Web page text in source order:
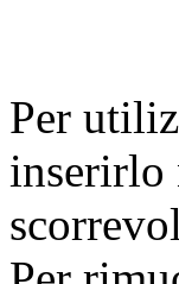
Per
inserirlo